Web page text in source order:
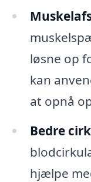
løsne op
kan
at opnå
Bedre
hjælpe